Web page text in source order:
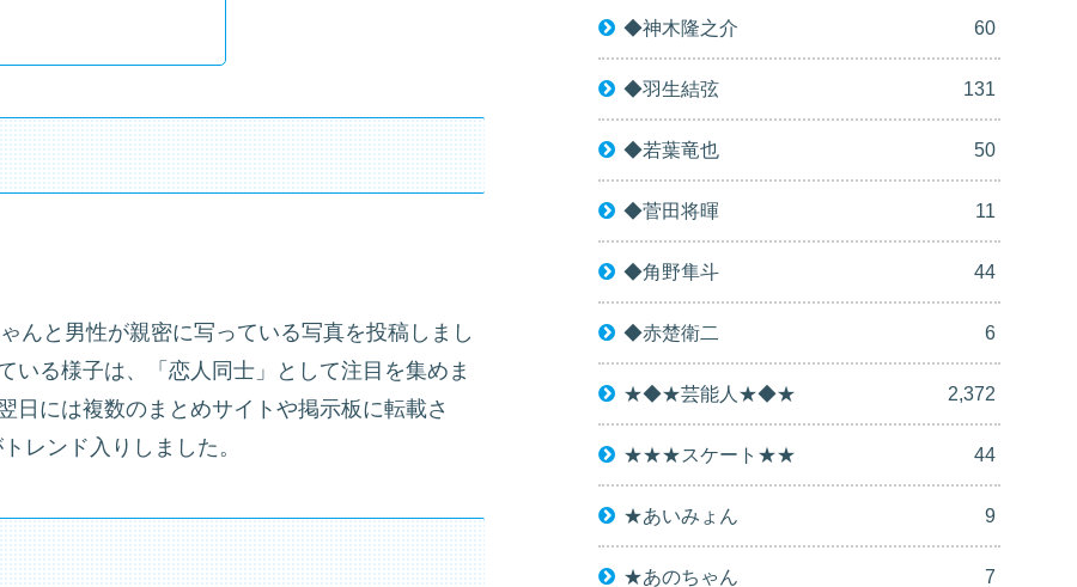
んと男性が親密に写っている写真を投稿しまし
いる様子は、「恋人同士」として注目を集めま
日には複数のまとめサイトや掲示板に転載さ
レンド入りしました。
◆神木隆之介 60
◆羽生結弦 131
◆若葉竜也 50
◆菅田将暉 11
◆角野隼斗 44
◆赤楚衛二 6
★◆★芸能人★◆★ 2,372
★★★スケート★★ 44
★あいみょん 9
★あのちゃん 7